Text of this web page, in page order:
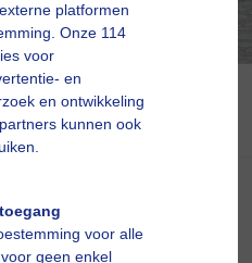
platformen
Onze 114
voor
en
en ontwikkeling
kunnen ook
voor alle
geen enkel
19-07-2025, 34x bekeken